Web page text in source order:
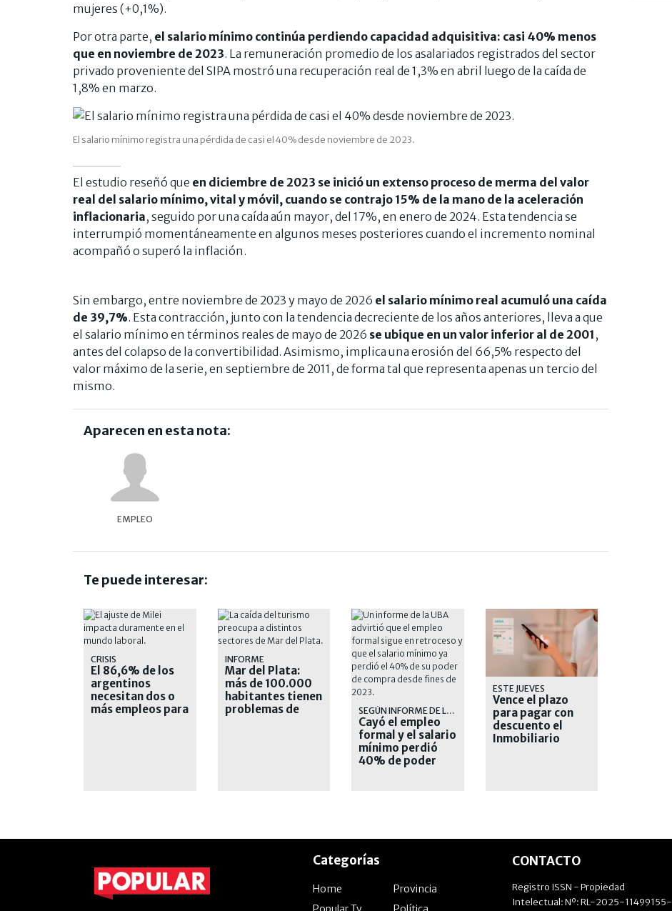
mujeres (+0,1%).
Por otra parte, el salario mínimo continúa perdiendo capacidad adquisitiva: casi 40% menos
que en noviembre de 2023. La remuneración promedio de los asalariados registrados del sector
privado proveniente del SIPA mostró una recuperación real de 1,3% en abril luego de la caída de
1,8% en marzo.
El salario mínimo registra una pérdida de casi el 40% desde noviembre de 2023.
El estudio reseñó que en diciembre de 2023 se inició un extenso proceso de merma del valor
real del salario mínimo, vital y móvil, cuando se contrajo 15% de la mano de la aceleración
inflacionaria, seguido por una caída aún mayor, del 17%, en enero de 2024. Esta tendencia se
interrumpió momentáneamente en algunos meses posteriores cuando el incremento nominal
acompañó o superó la inflación.
Sin embargo, entre noviembre de 2023 y mayo de 2026 el salario mínimo real acumuló una caída
de 39,7%. Esta contracción, junto con la tendencia decreciente de los años anteriores, lleva a que
el salario mínimo en términos reales de mayo de 2026 se ubique en un valor inferior al de 2001 ,
antes del colapso de la convertibilidad. Asimismo, implica una erosión del 66,5% respecto del
valor máximo de la serie, en septiembre de 2011, de forma tal que representa apenas un tercio del
mismo.
Aparecen en esta nota:
EMPLEO
Te puede interesar:
CRISIS
El 86,6% de los
argentinos
necesitan dos o
más empleos para
INFORME
Mar del Plata:
más de 100.000
habitantes tienen
problemas de
SEGÚN INFORME DE LA UBA
Cayó el empleo
formal y el salario
mínimo perdió
40% de poder
ESTE JUEVES
Vence el plazo
para pagar con
descuento el
Inmobiliario
Categorías
Home
Provincia
CONTACTO
Registro ISSN - Propiedad
Intelectual: Nº: RL-2025-11499155-